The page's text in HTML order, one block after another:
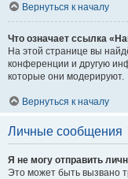
Вернуться к началу
Что означает ссылка
На этой странице вы
конференции и другую
которые они модерируют.
Вернуться к началу
Личные сообщения
Я не могу отправить
Это может быть вызвано